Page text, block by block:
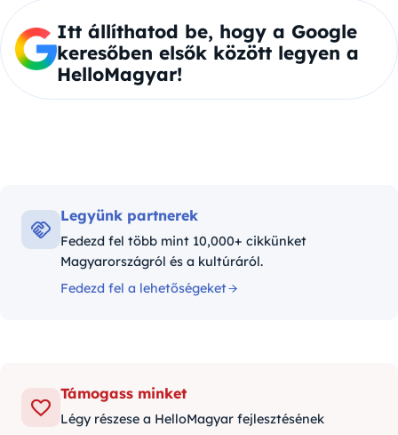
Itt állíthatod be, hogy a Google
keresőben elsők között legyen a
HelloMagyar!
Legyünk partnerek
Fedezd fel több mint 10,000+ cikkünket
Magyarországról és a kultúráról.
Fedezd fel a lehetőségeket
Támogass minket
Légy részese a HelloMagyar fejlesztésének